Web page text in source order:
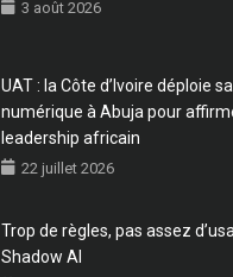
3 août 2026
UAT : la Côte d’Ivoire déploie
numérique à Abuja pour
leadership africain
22 juillet 2026
Trop de règles, pas assez
Shadow AI